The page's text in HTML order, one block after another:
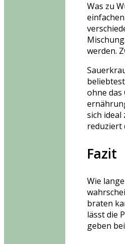
Was zu
werden.
ohne das
sich
reduziert
Fazit
Wie
braten
lässt die
geben